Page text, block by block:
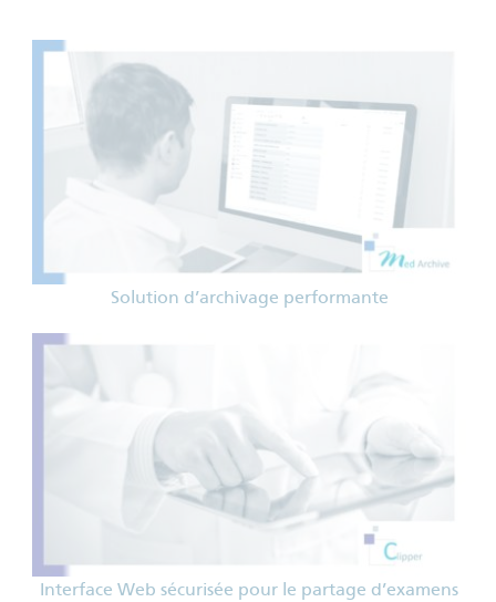
Solution d’archivage performante
Interface Web sécurisée pour le partage d’examens